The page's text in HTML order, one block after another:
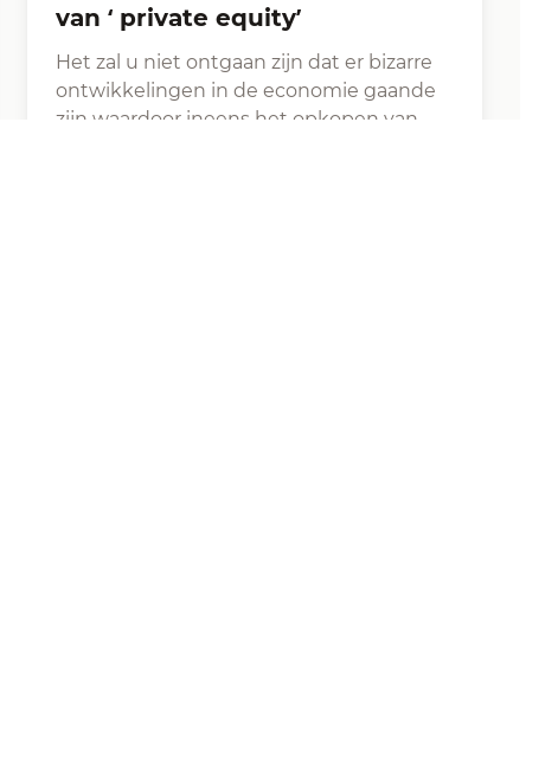
van ‘ private equity’
Het zal u niet ontgaan zijn dat er bizarre
ontwikkelingen in de economie gaande
zijn waardoor ineens het opkopen van